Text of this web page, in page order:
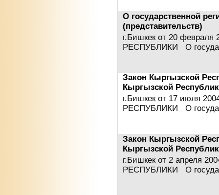
О государственной
(представительств)
г.Бишкек от 20
РЕСПУБЛИКИ О
Закон Кыргызской
Кыргызской
г.Бишкек от 17 июля
РЕСПУБЛИКИ О
Закон Кыргызской
Кыргызской
г.Бишкек от 2 апреля
РЕСПУБЛИКИ О